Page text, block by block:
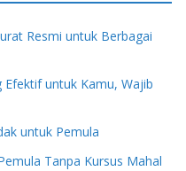
Resmi untuk Berbagai
Efektif untuk Kamu, Wajib
untuk Pemula
Tanpa Kursus Mahal